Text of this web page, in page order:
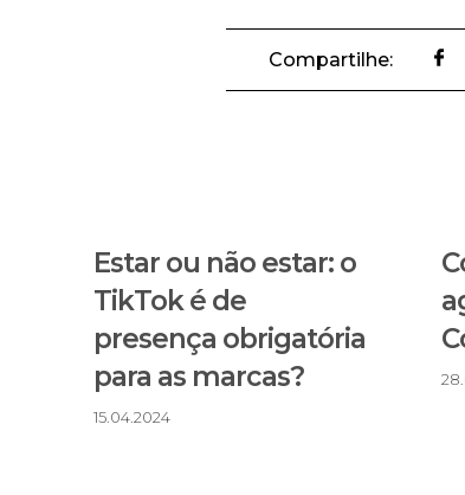
Compartilhe:
Estar ou não estar: o
TikTok é de
presença obrigatória
para as marcas?
15.04.2024